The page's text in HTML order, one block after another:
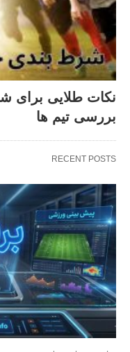
بررسی تیم ها
RECENT POSTS